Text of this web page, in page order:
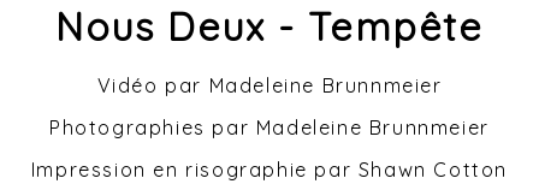
Nous Deux - Tempête
Vidéo par Madeleine Brunnmeier
Photographies par Madeleine Brunnmeier
Impression en risographie par Shawn Cotton